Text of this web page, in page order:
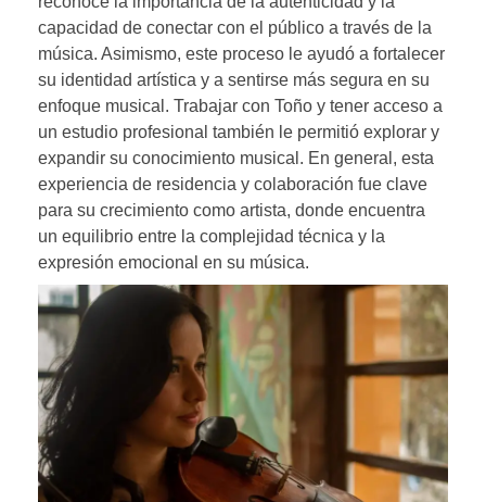
capacidad de conectar con el público a través de la
música. Asimismo, este proceso le ayudó a fortalecer
su identidad artística y a sentirse más segura en su
enfoque musical. Trabajar con Toño y tener acceso a
un estudio profesional también le permitió explorar y
expandir su conocimiento musical. En general, esta
experiencia de residencia y colaboración fue clave
para su crecimiento como artista, donde encuentra
un equilibrio entre la complejidad técnica y la
expresión emocional en su música.